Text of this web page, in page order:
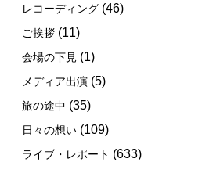
レコーディング (46)
ご挨拶 (11)
会場の下見 (1)
メディア出演 (5)
旅の途中 (35)
日々の想い (109)
ライブ・レポート (633)